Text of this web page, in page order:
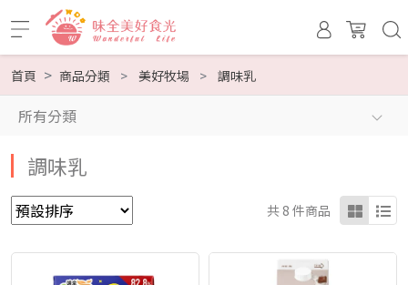
首頁 商品分類 美好牧場 調味乳
所有分類
調味乳
共 8 件商品